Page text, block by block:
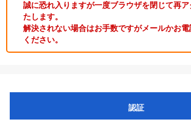
誠に恐れ入りますが一度ブラウザを閉じて再
たします。
解決されない場合はお手数ですがメールかお
ください。
認証